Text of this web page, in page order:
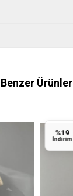
Benzer Ürünler
İndirim